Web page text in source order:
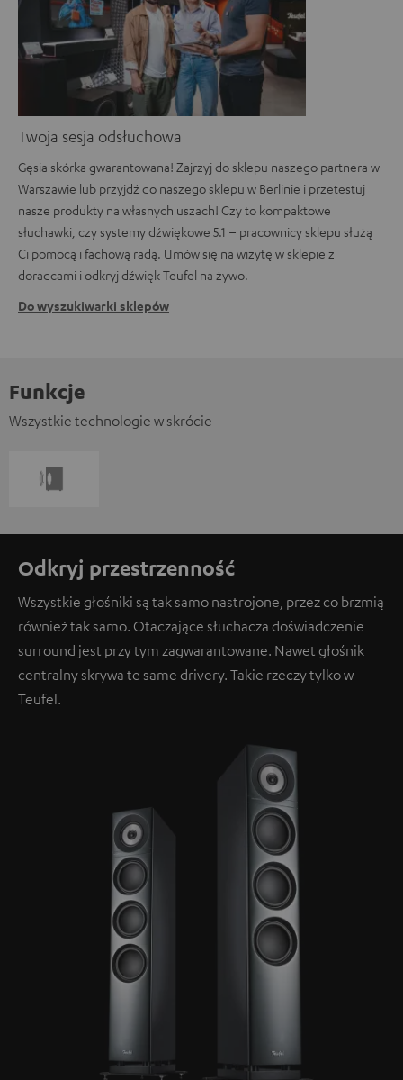
Twoja sesja odsłuchowa
Gęsia skórka gwarantowana! Zajrzyj do sklepu naszego partnera w
Warszawie lub przyjdź do naszego sklepu w Berlinie i przetestuj
nasze produkty na własnych uszach! Czy to kompaktowe
słuchawki, czy systemy dźwiękowe 5.1 – pracownicy sklepu służą
Ci pomocą i fachową radą. Umów się na wizytę w sklepie z
doradcami i odkryj dźwięk Teufel na żywo.
Do wyszukiwarki sklepów
Funkcje
Wszystkie technologie w skrócie
Odkryj przestrzenność
Wszystkie głośniki są tak samo nastrojone, przez co brzmią
również tak samo. Otaczające słuchacza doświadczenie
surround jest przy tym zagwarantowane. Nawet głośnik
centralny skrywa te same drivery. Takie rzeczy tylko w
Teufel.